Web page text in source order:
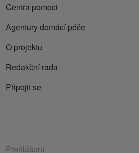
Centra pomoci
Agentury domácí péče
O projektu
Redakční rada
Připojit se
Prohlášení